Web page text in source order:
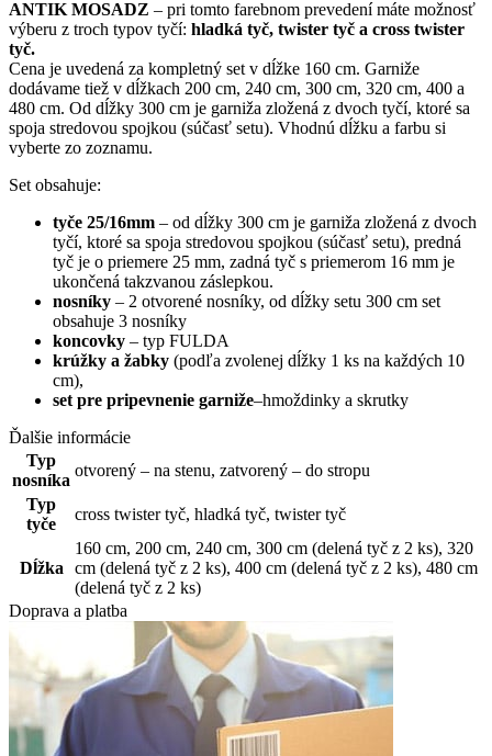
ANTIK MOSADZ – pri tomto farebnom prevedení máte možnosť
výberu z troch typov tyčí: hladká tyč, twister tyč a cross twister
tyč.
Cena je uvedená za kompletný set v dĺžke 160 cm. Garniže
dodávame tiež v dĺžkach 200 cm, 240 cm, 300 cm, 320 cm, 400 a
480 cm. Od dĺžky 300 cm je garniža zložená z dvoch tyčí, ktoré sa
spoja stredovou spojkou (súčasť setu). Vhodnú dĺžku a farbu si
vyberte zo zoznamu.
Set obsahuje:
tyče 25/16mm – od dĺžky 300 cm je garniža zložená z dvoch
tyčí, ktoré sa spoja stredovou spojkou (súčasť setu), predná
tyč je o priemere 25 mm, zadná tyč s priemerom 16 mm je
ukončená takzvanou záslepkou.
nosníky – 2 otvorené nosníky, od dĺžky setu 300 cm set
obsahuje 3 nosníky
koncovky – typ FULDA
krúžky a žabky (podľa zvolenej dĺžky 1 ks na každých 10
cm),
set pre pripevnenie garniže–hmoždinky a skrutky
Ďalšie informácie
Typ
nosníka
otvorený – na stenu, zatvorený – do stropu
Typ
tyče
cross twister tyč, hladká tyč, twister tyč
Dĺžka
160 cm, 200 cm, 240 cm, 300 cm (delená tyč z 2 ks), 320
cm (delená tyč z 2 ks), 400 cm (delená tyč z 2 ks), 480 cm
(delená tyč z 2 ks)
Doprava a platba